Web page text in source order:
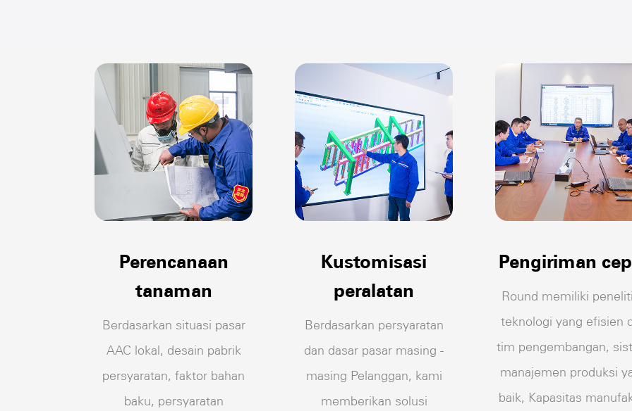
Perencanaan
tanaman
Berdasarkan situasi pasar
AAC lokal, desain pabrik
persyaratan, faktor bahan
baku, persyaratan
Kustomisasi
peralatan
Berdasarkan persyaratan
dan dasar pasar masing -
masing Pelanggan, kami
memberikan solusi
Pengiriman
Round memiliki
teknologi yang efisien
tim pengembangan,
manajemen produksi
baik, Kapasitas